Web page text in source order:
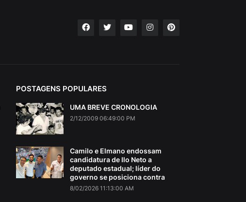
POSTAGENS POPULARES
UMA BREVE CRONOLOGIA
2/12/2009 06:49:00 PM
Camilo e Elmano endossam
candidatura de Ilo Neto a
deputado estadual; líder do
governo se posiciona contra
8/02/2026 11:13:00 AM